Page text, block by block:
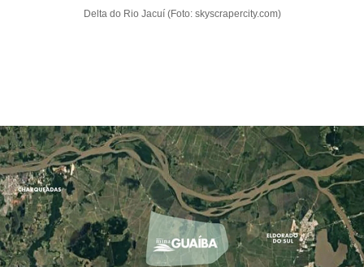
Delta do Rio Jacuí (Foto: skyscrapercity.com)